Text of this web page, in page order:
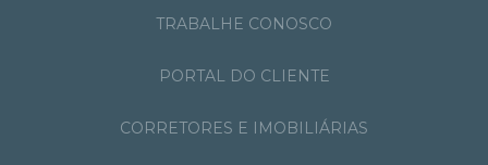
TRABALHE CONOSCO
PORTAL DO CLIENTE
CORRETORES E IMOBILIÁRIAS